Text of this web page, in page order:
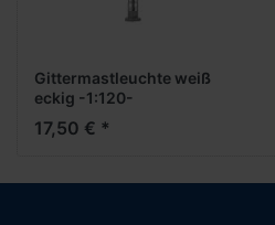
Gittermastleuchte weiß
eckig -1:120-
17,50 € *